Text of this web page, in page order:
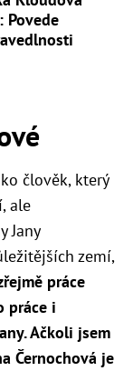
Povede
člověk, který
ale
Jany
zemí,
práce
práce i
Ačkoli jsem
Černochová je